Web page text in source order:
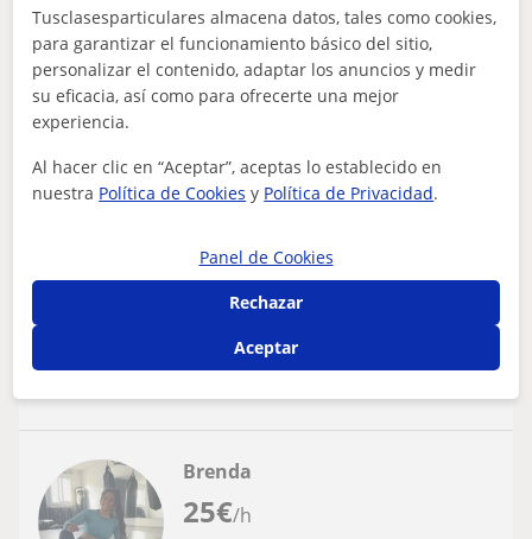
Barcelona Capital, Sant Adrià...
Entrenador personal: Muay thai, Kick boxing
boxing & muay thai
¡Hola! Si quieres ponerte en forma y mejorar tu salud, no
particulares adaptadas a tu...
25€/h
Brenda
Tusclasesparticulares almacena datos, tales como cookies,
para garantizar el funcionamiento básico del sitio,
personalizar el contenido, adaptar los anuncios y medir
su eficacia, así como para ofrecerte una mejor
experiencia.
Al hacer clic en “Aceptar”, aceptas lo establecido en
nuestra Política de Cookies y Política de Privacidad.
Panel de Cookies
Rechazar
Aceptar